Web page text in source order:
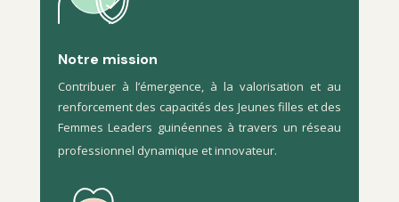
Notre mission
Contribuer à l’émergence, à la valorisation et au
renforcement des capacités des Jeunes filles et des
Femmes Leaders guinéennes à travers un réseau
professionnel dynamique et innovateur.